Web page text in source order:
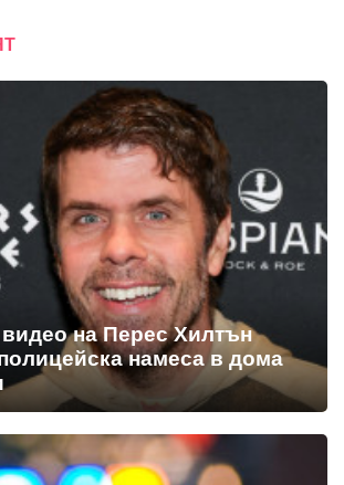
на Перес Хилтън
намеса в дома